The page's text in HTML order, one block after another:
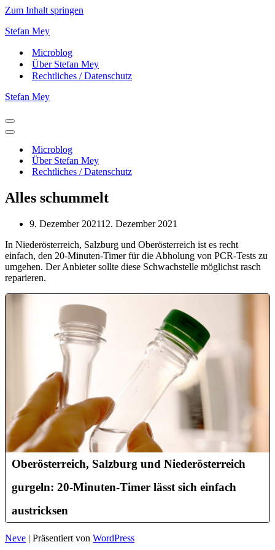
Zum Inhalt springen
Stefan Mey
Microblog
Über Stefan Mey
Rechtliches / Datenschutz
Stefan Mey
Navigationsmenü
Navigationsmenü
Microblog
Über Stefan Mey
Rechtliches / Datenschutz
Alles schummelt
9. Dezember 202112. Dezember 2021
In Niederösterreich, Salzburg und Oberösterreich ist es recht
einfach, den 20-Minuten-Timer für die Abholung von PCR-Tests zu
umgehen. Der Anbieter sollte diese Schwachstelle möglichst rasch
reparieren.
Oberösterreich, Salzburg und Niederösterreich
gurgeln: 20-Minuten-Timer lässt sich einfach
austricksen
Neve | Präsentiert von WordPress